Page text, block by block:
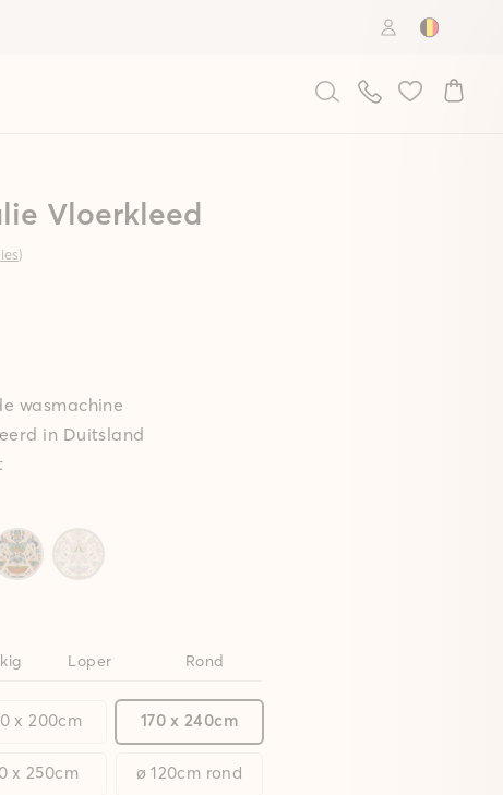
Country:
Vloerkleed
)
wasmachine
in Duitsland
Loper Rond
x 200cm 170 x 240cm
x 250cm ø 120cm rond